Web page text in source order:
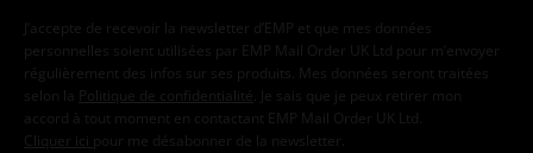
J’accepte de recevoir la newsletter d’EMP et que mes données
personnelles soient utilisées par EMP Mail Order UK Ltd pour m’envoyer
régulièrement des infos sur ses produits. Mes données seront traitées
selon la
Politique de confidentialité . Je sais que je peux retirer mon
accord à tout moment en contactant EMP Mail Order UK Ltd.
Cliquer ici pour me désabonner de la newsletter.